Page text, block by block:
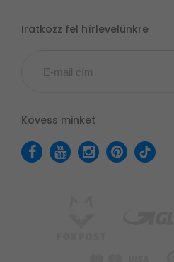
Iratkozz fel hírlevelünkre
Kövess minket